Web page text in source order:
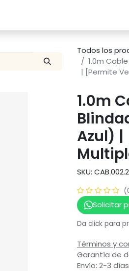
Todos los
1.0m
| [Permite
1.0m
Azul) |
SKU:
Solicitar
Da click para
Términos y
Garantía de
Envío: 2-3